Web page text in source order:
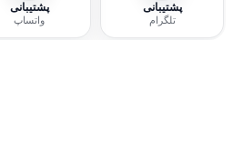
پشتیبانی
تلگرام
پشتیبانی
واتساپ